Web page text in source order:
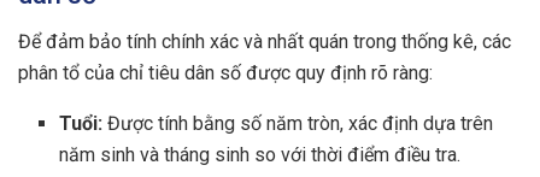
Để đảm bảo tính chính xác và nhất quán trong thống kê, các
phân tổ của chỉ tiêu dân số được quy định rõ ràng:
Tuổi: Được tính bằng số năm tròn, xác định dựa trên
năm sinh và tháng sinh so với thời điểm điều tra.